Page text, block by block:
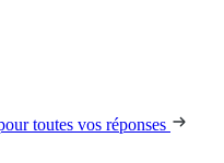
toutes vos réponses